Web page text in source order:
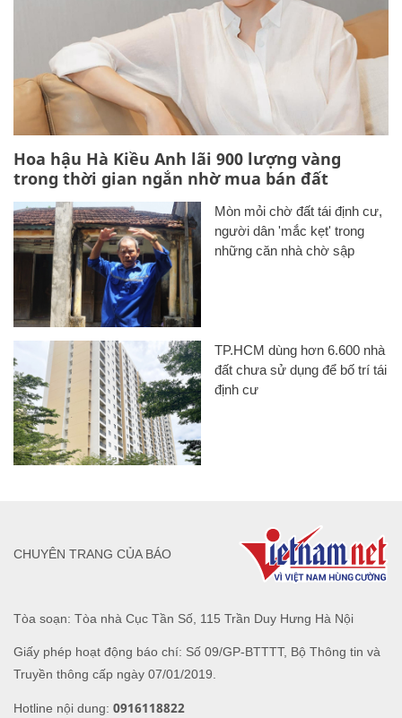
Hoa hậu Hà Kiều Anh lãi 900 lượng vàng
trong thời gian ngắn nhờ mua bán đất
Mòn mỏi chờ đất tái định cư,
người dân 'mắc kẹt' trong
những căn nhà chờ sập
TP.HCM dùng hơn 6.600 nhà
đất chưa sử dụng để bố trí tái
định cư
Tòa soạn: Tòa nhà Cục Tần Số, 115 Trần Duy Hưng Hà Nội
Giấy phép hoạt động báo chí: Số 09/GP-BTTTT, Bộ Thông tin và
Truyền thông cấp ngày 07/01/2019.
Hotline nội dung: 0916118822
CHUYÊN TRANG CỦA BÁO